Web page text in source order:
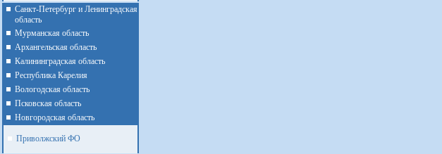
Санкт-Петербург и Ленинградская
область
Мурманская область
Архангельская область
Калининградская область
Республика Карелия
Вологодская область
Псковская область
Новгородская область
Приволжский ФО